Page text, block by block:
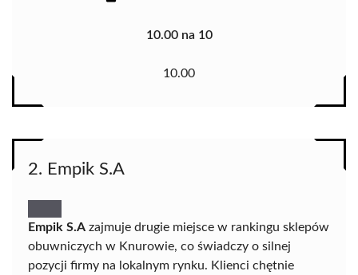
10.00 na 10
10.00
2. Empik S.A
Empik S.A zajmuje drugie miejsce w rankingu sklepów
obuwniczych w Knurowie, co świadczy o silnej
pozycji firmy na lokalnym rynku. Klienci chętnie